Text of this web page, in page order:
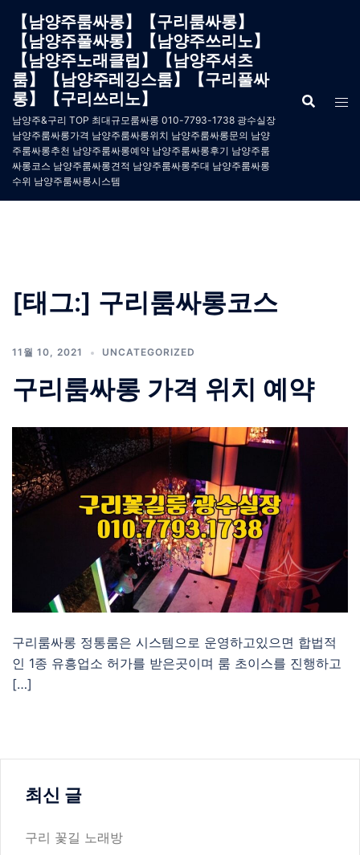
Skip
content
【남양주룸싸롱】【구리룸싸롱】
【남양주풀싸롱】【남양주쓰리노】
【남양주노래클럽】【남양주셔츠
룸】【남양주레깅스룸】【구리풀싸
롱】【구리쓰리노】
남양주&구리 TOP 최대규모룸싸롱 010-7793-1738 광수실장
남양주룸싸롱가격 남양주룸싸롱위치 남양주룸싸롱문의 남양
주룸싸롱추천 남양주룸싸롱예약 남양주룸싸롱후기 남양주룸
싸롱코스 남양주룸싸롱견적 남양주룸싸롱주대 남양주룸싸롱
수위 남양주룸싸롱시스템
[태그:] 구리룸싸롱코스
11월 10, 2021 UNCATEGORIZED
구리룸싸롱 가격 위치 예약
구리룸싸롱 정통룸은 시스템으로 운영하고있으면 합법적
인 1종 유흥업소 허가를 받은곳이며 룸 초이스를 진행하고
[…]
최신 글
구리 꽃길 노래방